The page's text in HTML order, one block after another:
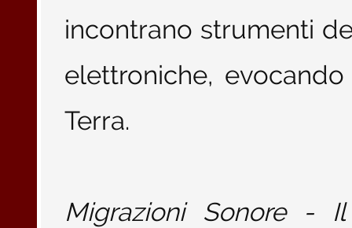
incontrano strumenti
elettroniche,
Terra.
Migrazioni Sonore -